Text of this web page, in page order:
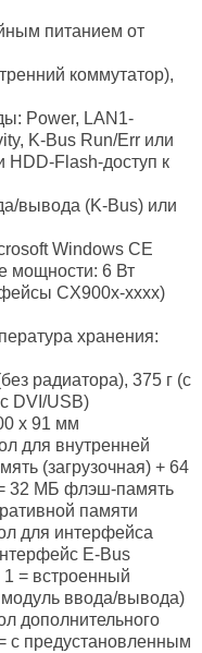
питанием от
коммутатор),
Power, LAN1-
K-Bus Run/Err или
HDD-Flash-доступ к
вывода (K-Bus) или
Windows CE
мощности: 6 Вт
CX900x-xxxx)
хранения:
радиатора), 375 г (с
DVI/USB)
x 91 мм
для внутренней
(загрузочная) + 64
32 МБ флэш-память
памяти
для интерфейса
E-Bus
= встроенный
ввода/вывода)
дополнительного
с предустановленным